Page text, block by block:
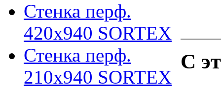
Стенка перф.
420х940 SORTEX
Стенка перф.
210х940 SORTEX
С